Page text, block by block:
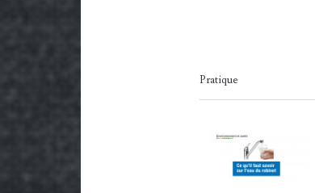
Pratique